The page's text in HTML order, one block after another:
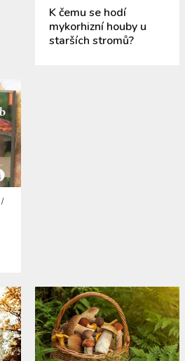
K čemu se hodí
mykorhizní houby u
starších stromů?
/